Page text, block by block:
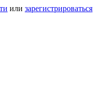
или зарегистрироваться